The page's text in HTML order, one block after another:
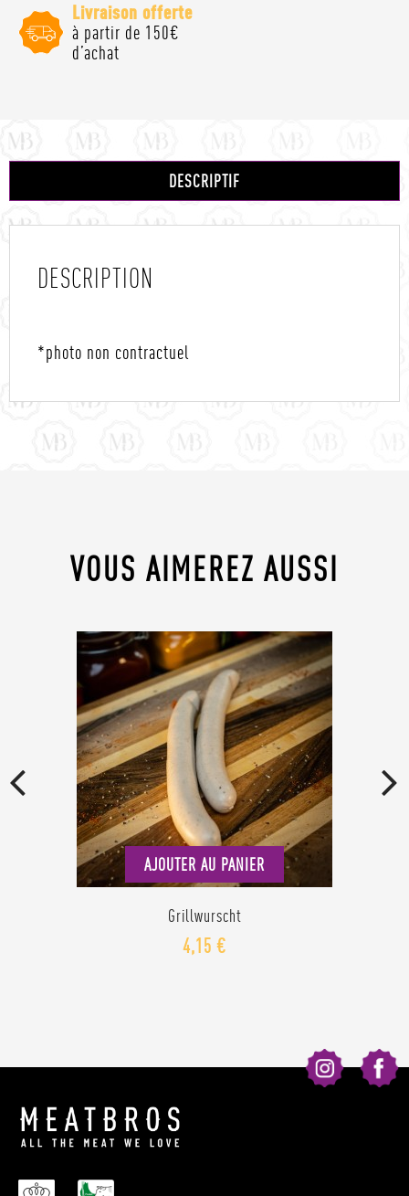
Livraison offerte
à partir de 150€
d’achat
DESCRIPTIF
DESCRIPTION
*photo non contractuel
VOUS AIMEREZ AUSSI
AJOUTER AU PANIER
Grillwurscht
4,15 €